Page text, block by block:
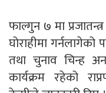
फाल्गुन ७ मा
घोराहीमा गर्नलागेको
तथा चुनाव चिन्ह
कार्यक्रम रहेको